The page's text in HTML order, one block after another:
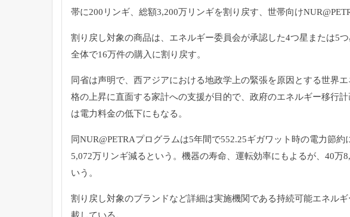
帯に200リンギ、 総額3,200万リンギを割り戻す、世帯向けNUR@
割り戻し対象の商品は、 エネルギー委員会が承認した4つ星または5
全体で16万件の購入に割り戻す。
同省は声明で、 西アジアにおける地政学上の緊張を原因とする世界
格の上昇に直面する家計への支援が目的で、 政府のエネルギー移行計
は電力料金の低下にもなる。
同NUR@PETRAプログラムは5年間で552.25ギガワット時の電力節約
5,072万リンギ減るという。 機器の寿命、運転効率にもよるが、40万8,
いう。
割り戻し対象のブランドなど詳細は実施機関である持続可能エネル